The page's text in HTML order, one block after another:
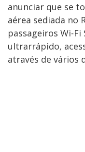
anunciar que se
aérea sediada no
passageiros Wi-
ultrarrápido,
através de vários